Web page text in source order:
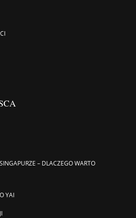
– DLACZEGO WARTO
YAI